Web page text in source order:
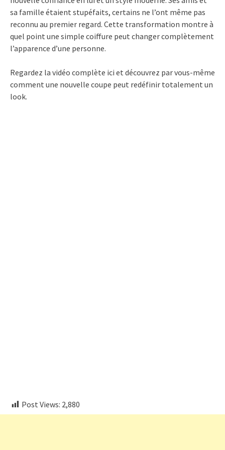
sa famille étaient stupéfaits, certains ne l’ont même pas
reconnu au premier regard. Cette transformation montre à
quel point une simple coiffure peut changer complètement
l’apparence d’une personne.
Regardez la vidéo complète ici et découvrez par vous-même
comment une nouvelle coupe peut redéfinir totalement un
look.
Post Views: 2,880